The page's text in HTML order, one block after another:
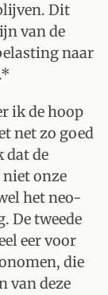
Dit
van de
naar
ik de hoop
net zo goed
dat de
onze
het neo-
De tweede
eer voor
die
van deze